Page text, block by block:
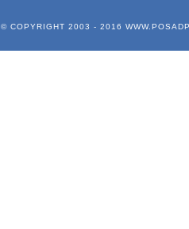
© COPYRIGHT 2003 - 2016